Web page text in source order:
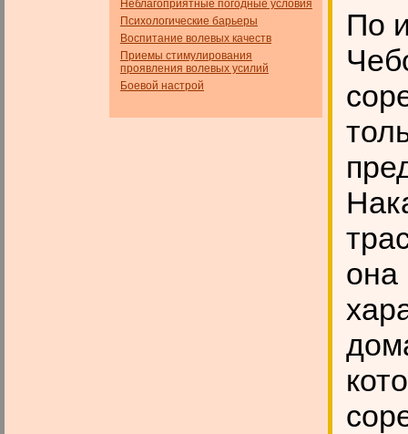
Неблагоприятные погодные условия
Психологические барьеры
Воспитание волевых качеств
Приемы стимулирования
проявления волевых усилий
Боевой настрой
По
она